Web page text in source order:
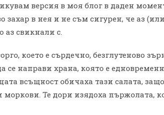
версия в моя блог в даден
в нея и не съм сигурен, че аз
аз свикнали с.
което е сърдечно, безглутеново
се направи храна, която е
всъщност обичаха тази салата,
Те дори изядоха пържолата,